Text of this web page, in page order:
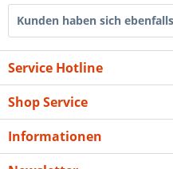
Kunden haben sich
Service Hotline
Shop Service
Informationen